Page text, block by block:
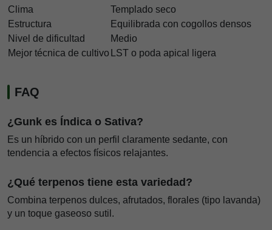
Clima
Templado seco
Estructura
Equilibrada con cogollos densos
Nivel de dificultad
Medio
Mejor técnica de cultivo LST o poda apical ligera
FAQ
¿Gunk es Índica o Sativa?
Es un híbrido con un perfil claramente sedante, con
tendencia a efectos físicos relajantes.
¿Qué terpenos tiene esta variedad?
Combina terpenos dulces, afrutados, florales (tipo lavanda)
y un toque gaseoso sutil.